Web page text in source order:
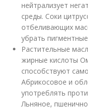
нейтрализует
среды. Соки
отбеливающих
убрать
Растительные
жирные кислоты
способствуют
Абрикосовое и
употреблять
Льняное,